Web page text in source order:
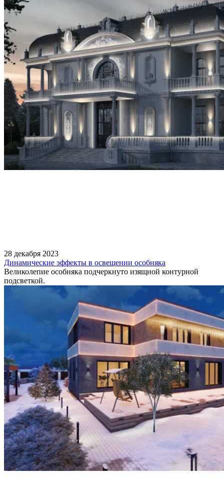
28 декабря 2023
Динамические эффекты в освещении особняка
Великолепие особняка подчеркнуто изящной контурной
подсветкой.